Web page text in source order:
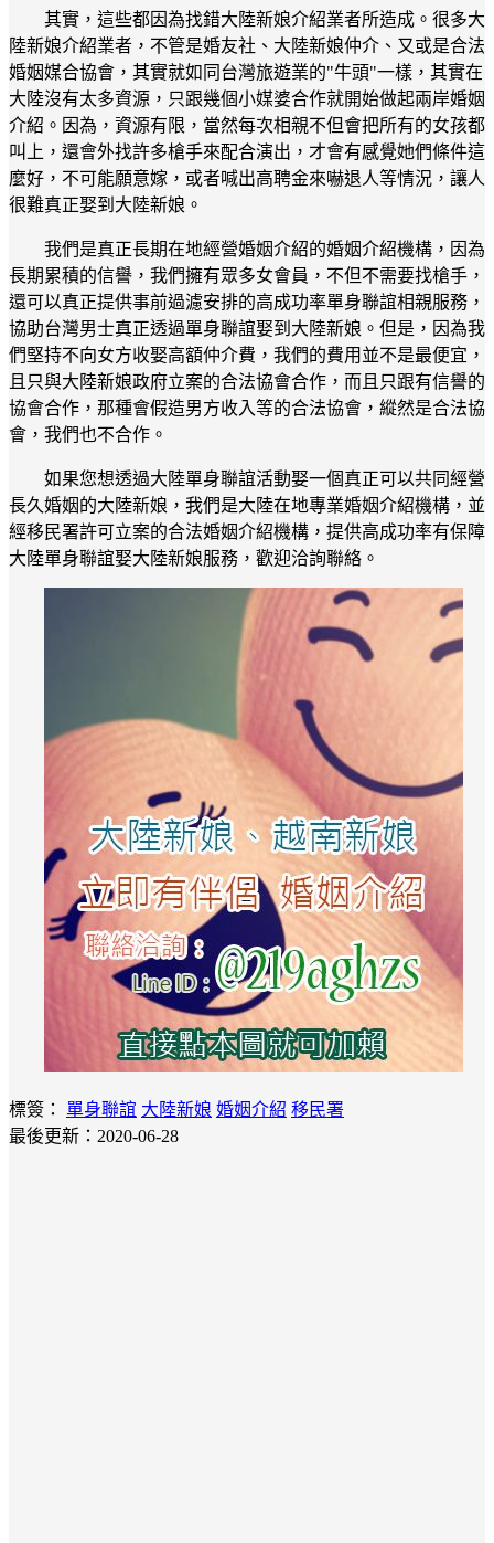
其實，這些都因為找錯大陸新娘介紹業者所造成。很多大
陸新娘介紹業者，不管是婚友社、大陸新娘仲介、又或是合法
婚姻媒合協會，其實就如同台灣旅遊業的"牛頭"一樣，其實在
大陸沒有太多資源，只跟幾個小媒婆合作就開始做起兩岸婚姻
介紹。因為，資源有限，當然每次相親不但會把所有的女孩都
叫上，還會外找許多槍手來配合演出，才會有感覺她們條件這
麼好，不可能願意嫁，或者喊出高聘金來嚇退人等情況，讓人
很難真正娶到大陸新娘。
我們是真正長期在地經營婚姻介紹的婚姻介紹機構，因為
長期累積的信譽，我們擁有眾多女會員，不但不需要找槍手，
還可以真正提供事前過濾安排的高成功率單身聯誼相親服務，
協助台灣男士真正透過單身聯誼娶到大陸新娘。但是，因為我
們堅持不向女方收娶高額仲介費，我們的費用並不是最便宜，
且只與大陸新娘政府立案的合法協會合作，而且只跟有信譽的
協會合作，那種會假造男方收入等的合法協會，縱然是合法協
會，我們也不合作。
如果您想透過大陸單身聯誼活動娶一個真正可以共同經營
長久婚姻的大陸新娘，我們是大陸在地專業婚姻介紹機構，並
經移民署許可立案的合法婚姻介紹機構，提供高成功率有保障
大陸單身聯誼娶大陸新娘服務，歡迎洽詢聯絡。
標簽： 單身聯誼 大陸新娘 婚姻介紹 移民署
最後更新：2020-06-28